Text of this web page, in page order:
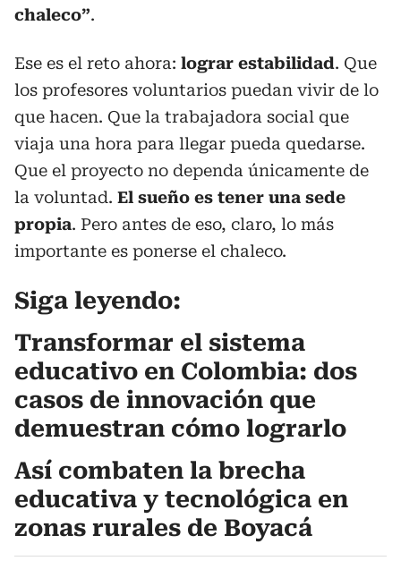
chaleco”.
Ese es el reto ahora: lograr estabilidad. Que
los profesores voluntarios puedan vivir de lo
que hacen. Que la trabajadora social que
viaja una hora para llegar pueda quedarse.
Que el proyecto no dependa únicamente de
la voluntad. El sueño es tener una sede
propia. Pero antes de eso, claro, lo más
importante es ponerse el chaleco.
Siga leyendo:
Transformar el sistema
educativo en Colombia: dos
casos de innovación que
demuestran cómo lograrlo
Así combaten la brecha
educativa y tecnológica en
zonas rurales de Boyacá